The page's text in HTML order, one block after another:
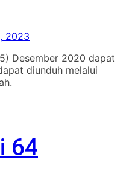
2023
Desember 2020 dapat
diunduh melalui
64